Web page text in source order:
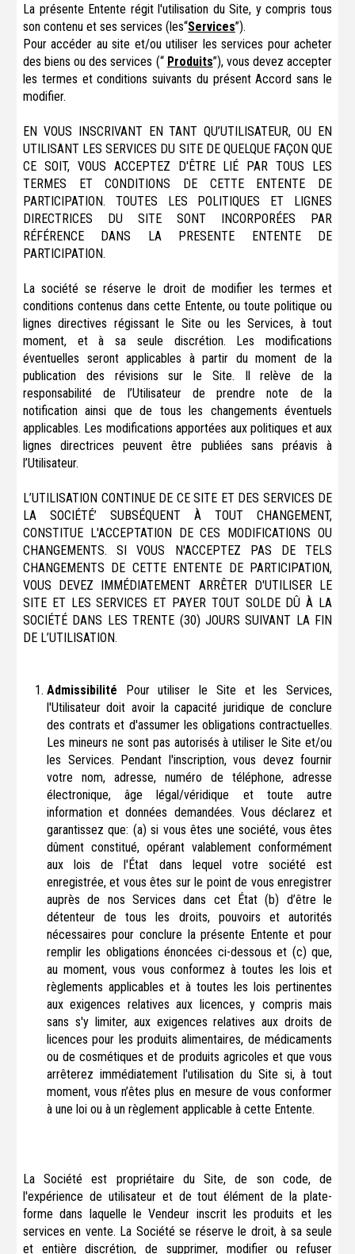
La présente Entente régit l'utilisation du Site, y compris tous
son contenu et ses services (les“Services”).
Pour accéder au site et/ou utiliser les services pour acheter
des biens ou des services (“ Produits”), vous devez accepter
les termes et conditions suivants du présent Accord sans le
modifier.
EN VOUS INSCRIVANT EN TANT QU’UTILISATEUR, OU EN
UTILISANT LES SERVICES DU SITE DE QUELQUE FAÇON QUE
CE SOIT, VOUS ACCEPTEZ D'ÊTRE LIÉ PAR TOUS LES
TERMES ET CONDITIONS DE CETTE ENTENTE DE
PARTICIPATION. TOUTES LES POLITIQUES ET LIGNES
DIRECTRICES DU SITE SONT INCORPORÉES PAR
RÉFÉRENCE DANS LA PRESENTE ENTENTE DE
PARTICIPATION.
La société se réserve le droit de modifier les termes et
conditions contenus dans cette Entente, ou toute politique ou
lignes directives régissant le Site ou les Services, à tout
moment, et à sa seule discrétion. Les modifications
éventuelles seront applicables à partir du moment de la
publication des révisions sur le Site. Il relève de la
responsabilité de l’Utilisateur de prendre note de la
notification ainsi que de tous les changements éventuels
applicables. Les modifications apportées aux politiques et aux
lignes directrices peuvent être publiées sans préavis à
l’Utilisateur.
L’UTILISATION CONTINUE DE CE SITE ET DES SERVICES DE
LA SOCIÉTÉ’ SUBSÉQUENT À TOUT CHANGEMENT,
CONSTITUE L'ACCEPTATION DE CES MODIFICATIONS OU
CHANGEMENTS. SI VOUS N'ACCEPTEZ PAS DE TELS
CHANGEMENTS DE CETTE ENTENTE DE PARTICIPATION,
VOUS DEVEZ IMMÉDIATEMENT ARRÊTER D'UTILISER LE
SITE ET LES SERVICES ET PAYER TOUT SOLDE DÛ À LA
SOCIÉTÉ DANS LES TRENTE (30) JOURS SUIVANT LA FIN
DE L’UTILISATION.
Admissibilité Pour utiliser le Site et les Services,
l'Utilisateur doit avoir la capacité juridique de conclure
des contrats et d'assumer les obligations contractuelles.
Les mineurs ne sont pas autorisés à utiliser le Site et/ou
les Services. Pendant l'inscription, vous devez fournir
votre nom, adresse, numéro de téléphone, adresse
électronique, âge légal/véridique et toute autre
information et données demandées. Vous déclarez et
garantissez que: (a) si vous êtes une société, vous êtes
dûment constitué, opérant valablement conformément
aux lois de l'État dans lequel votre société est
enregistrée, et vous êtes sur le point de vous enregistrer
auprès de nos Services dans cet État (b) d’être le
détenteur de tous les droits, pouvoirs et autorités
nécessaires pour conclure la présente Entente et pour
remplir les obligations énoncées ci-dessous et (c) que,
au moment, vous vous conformez à toutes les lois et
règlements applicables et à toutes les lois pertinentes
aux exigences relatives aux licences, y compris mais
sans s'y limiter, aux exigences relatives aux droits de
licences pour les produits alimentaires, de médicaments
ou de cosmétiques et de produits agricoles et que vous
arrêterez immédiatement l'utilisation du Site si, à tout
moment, vous n’êtes plus en mesure de vous conformer
à une loi ou à un règlement applicable à cette Entente.
La Société est propriétaire du Site, de son code, de
l'expérience de utilisateur et de tout élément de la plate-
forme dans laquelle le Vendeur inscrit les produits et les
services en vente. La Société se réserve le droit, à sa seule
et entière discrétion, de supprimer, modifier ou refuser